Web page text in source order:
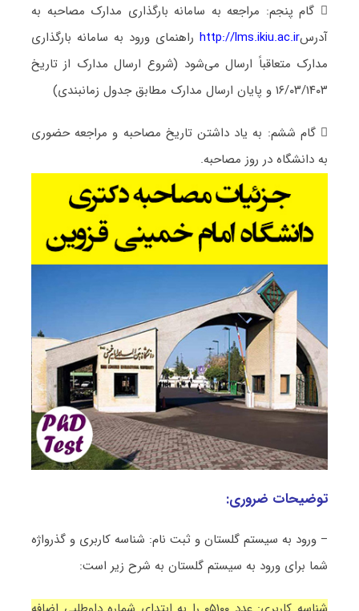
 گام پنجم: مراجعه به سامانه بارگذاری مدارک مصاحبه به
آدرسhttp://lms.ikiu.ac.irراهنمای ورود به سامانه بارگذاری
مدارک متعاقباً ارسال می‌شود (شروع ارسال مدارک از تاریخ
۱۶/۰۳/۱۴۰۳ و پایان ارسال مدارک مطابق جدول زمانبندی)
 گام ششم: به یاد داشتن تاریخ مصاحبه و مراجعه حضوری
به دانشگاه در روز مصاحبه.
توضیحات ضروری:
– ورود به سیستم گلستان و ثبت نام: شناسه کاربری و گذرواژه
شما برای ورود به سیستم گلستان به شرح زیر است: